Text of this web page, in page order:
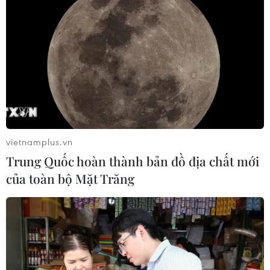
#Yemen
#Điểm nóng bất ổn ở Trung Đông
#Thành phố cảng Aden
#Vòng xoáy bạo lực
Yemen
vietnamplus.vn
Trung Quốc hoàn thành bản đồ địa chất mới
của toàn bộ Mặt Trăng